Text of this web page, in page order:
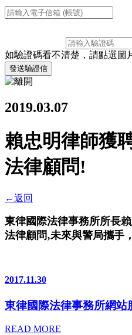
如驗證碼看不清楚，請點選圖
發送驗證信
2019.03.07
賴忠明律師獲
法律顧問!
←返回
東律國際法律事務所所長
法律顧問‚未來與警局攜手
2017.11.30
東律國際法律事務所網站
READ MORE